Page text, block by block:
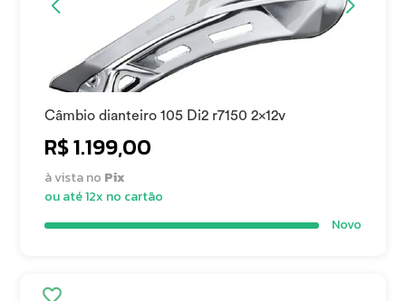
Câmbio dianteiro 105 Di2 r7150 2x12v
R$ 1.199,00
à vista no Pix
ou até 12x no cartão
Novo